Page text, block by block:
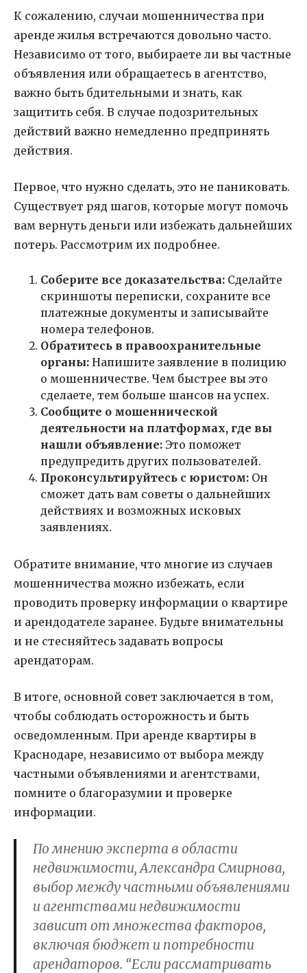
К сожалению, случаи мошенничества при
аренде жилья встречаются довольно часто.
Независимо от того, выбираете ли вы частные
объявления или обращаетесь в агентство,
важно быть бдительными и знать, как
защитить себя. В случае подозрительных
действий важно немедленно предпринять
действия.
Первое, что нужно сделать, это не паниковать.
Существует ряд шагов, которые могут помочь
вам вернуть деньги или избежать дальнейших
потерь. Рассмотрим их подробнее.
Соберите все доказательства: Сделайте
скриншоты переписки, сохраните все
платежные документы и записывайте
номера телефонов.
Обратитесь в правоохранительные
органы: Напишите заявление в полицию
о мошенничестве. Чем быстрее вы это
сделаете, тем больше шансов на успех.
Сообщите о мошеннической
деятельности на платформах, где вы
нашли объявление: Это поможет
предупредить других пользователей.
Проконсультируйтесь с юристом: Он
сможет дать вам советы о дальнейших
действиях и возможных исковых
заявлениях.
Обратите внимание, что многие из случаев
мошенничества можно избежать, если
проводить проверку информации о квартире
и арендодателе заранее. Будьте внимательны
и не стесняйтесь задавать вопросы
арендаторам.
В итоге, основной совет заключается в том,
чтобы соблюдать осторожность и быть
осведомленным. При аренде квартиры в
Краснодаре, независимо от выбора между
частными объявлениями и агентствами,
помните о благоразумии и проверке
информации.
По мнению эксперта в области
недвижимости, Александра Смирнова,
выбор между частными объявлениями
и агентствами недвижимости
зависит от множества факторов,
включая бюджет и потребности
арендаторов. “Если рассматривать